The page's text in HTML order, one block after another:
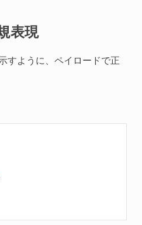
表現
すように、ペイロードで正